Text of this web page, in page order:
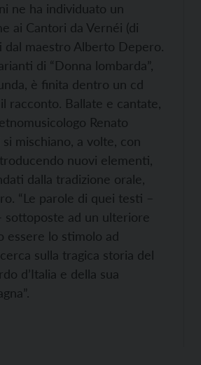
ne ha individuato un
ai Cantori da Vernéi (di
dal maestro Alberto Depero.
di “Donna lombarda”,
è finita dentro un cd
racconto. Ballate e cantate,
Renato
mischiano, a volte, con
nuovi elementi,
dalla tradizione orale,
“Le parole di quei testi –
ad un ulteriore
essere lo stimolo ad
sulla tragica storia del
d’Italia e della sua